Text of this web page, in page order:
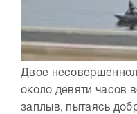
Двое
около девяти часов
заплыв, пытаясь